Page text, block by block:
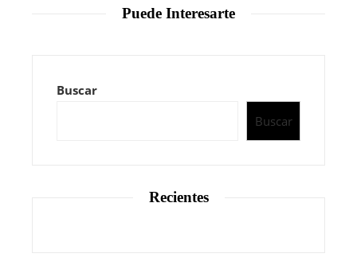
Puede Interesarte
Buscar
Buscar
Recientes